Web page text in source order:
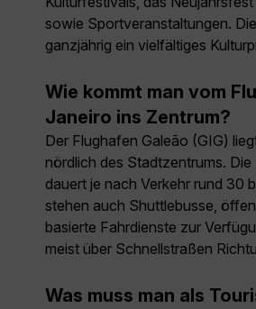
sowie Sportveranstaltungen.
ganzjährig ein vielfältiges
Wie kommt man vom
Janeiro ins Zentrum?
Der Flughafen Galeão (GIG)
nördlich des Stadtzentrums. Die
dauert je nach Verkehr rund 30
stehen auch Shuttlebusse,
basierte Fahrdienste zur
meist über Schnellstraßen
Was muss man als